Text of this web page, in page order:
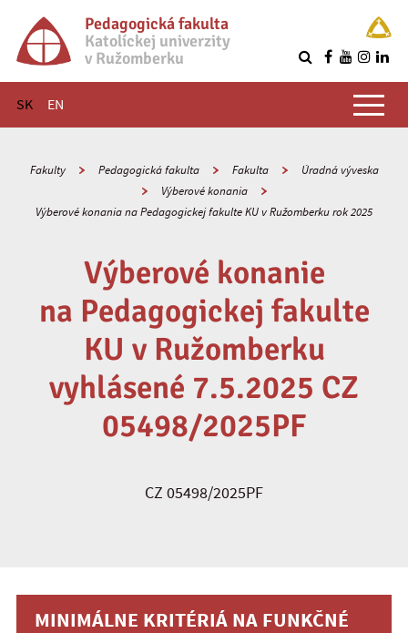
Pedagogická fakulta
Katolíckej univerzity
v Ružomberku
SK EN
Hlavné menu
Fakulty Pedagogická fakulta Fakulta
Úradná výveska
Výberové konania
Výberové konania na Pedagogickej fakulte KU v Ružomberku rok 2025
Výberové konanie
na Pedagogickej fakulte
KU v Ružomberku
vyhlásené 7.5.2025 CZ
05498/2025PF
CZ 05498/2025PF
MINIMÁLNE KRITÉRIÁ NA FUNKČNÉ